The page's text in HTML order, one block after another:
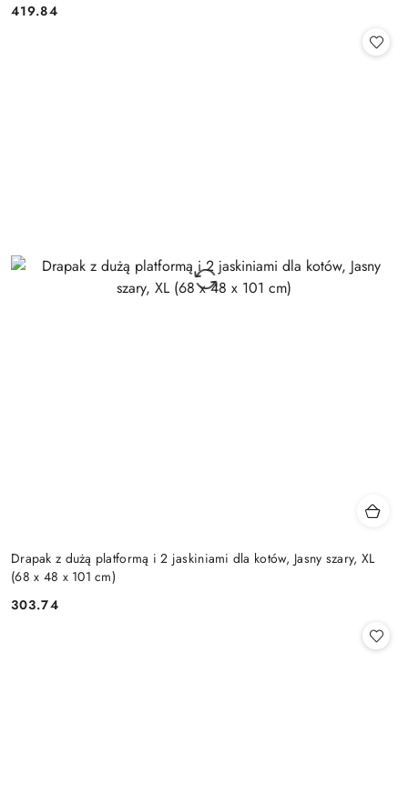
Cena:
419.84
Drapak z dużą platformą i 2 jaskiniami dla kotów, Jasny szary, XL
(68 x 48 x 101 cm)
Cena:
303.74